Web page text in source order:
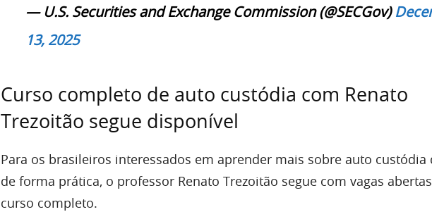
— U.S. Securities and Exchange Commission (@SECGov)
13, 2025
Curso completo de auto custódia com Renato
Trezoitão segue disponível
Para os brasileiros interessados em aprender mais sobre auto custódia
de forma prática, o professor Renato Trezoitão segue com vagas
curso completo.